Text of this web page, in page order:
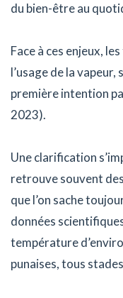
du bien-être au
Face à ces enjeux,
l’usage de la
première intention
2023).
Une clarification
retrouve souvent
que l’on sache
données
température
punaises, tous